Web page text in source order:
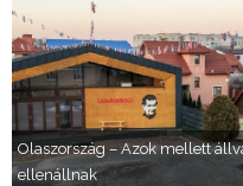
Olaszország – Azok mellett
ellenállnak